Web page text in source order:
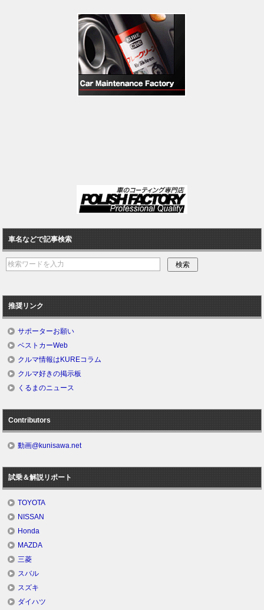
車名などで記事検索
推奨リンク
サポーターお願い
ベストカーWeb
クルマ情報はKUREコラム
クルマ好きの掲示板
くるまのニュース
Contributors
動画@kunisawa.net
試乗＆解説リポート
TOYOTA
NISSAN
Honda
MAZDA
三菱
スバル
スズキ
ダイハツ